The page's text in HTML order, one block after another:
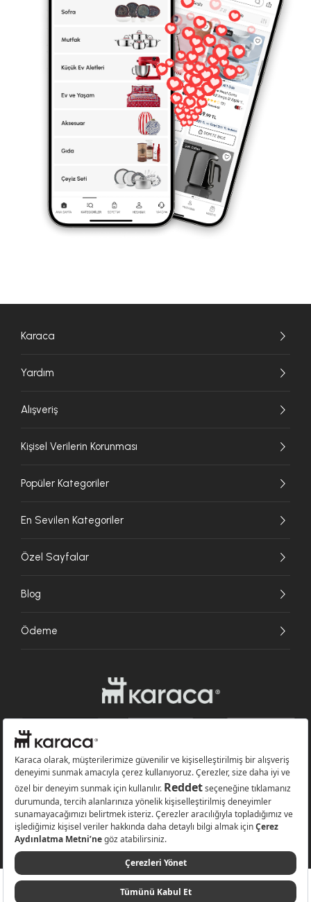
Karaca
Yardım
Alışveriş
Kişisel Verilerin Korunması
Popüler Kategoriler
En Sevilen Kategoriler
Özel Sayfalar
Blog
Ödeme
Websitesinde kullanılan bazı görseller yapay zekâ (AI) ile üretilmiştir.
Karaca.com © 2026 - Karaca Züccaciye A.Ş. Tüm hakları saklıdır.